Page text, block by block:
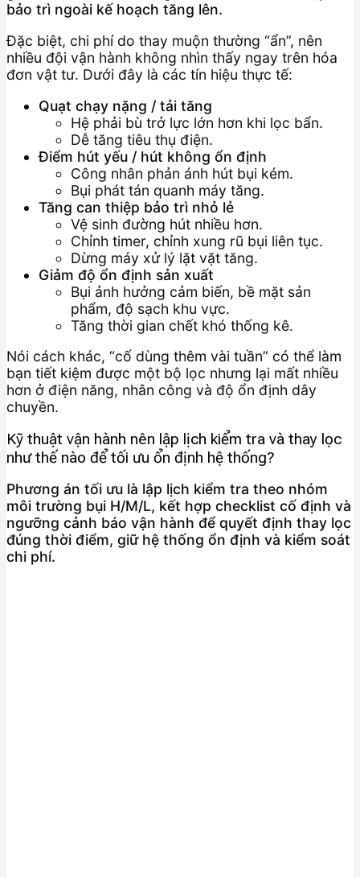
bảo trì ngoài kế hoạch tăng lên.
Đặc biệt, chi phí do thay muộn thường “ẩn”, nên
nhiều đội vận hành không nhìn thấy ngay trên hóa
đơn vật tư. Dưới đây là các tín hiệu thực tế:
Quạt chạy nặng / tải tăng
Hệ phải bù trở lực lớn hơn khi lọc bẩn.
Dễ tăng tiêu thụ điện.
Điểm hút yếu / hút không ổn định
Công nhân phản ánh hút bụi kém.
Bụi phát tán quanh máy tăng.
Tăng can thiệp bảo trì nhỏ lẻ
Vệ sinh đường hút nhiều hơn.
Chỉnh timer, chỉnh xung rũ bụi liên tục.
Dừng máy xử lý lặt vặt tăng.
Giảm độ ổn định sản xuất
Bụi ảnh hưởng cảm biến, bề mặt sản
phẩm, độ sạch khu vực.
Tăng thời gian chết khó thống kê.
Nói cách khác, “cố dùng thêm vài tuần” có thể làm
bạn tiết kiệm được một bộ lọc nhưng lại mất nhiều
hơn ở điện năng, nhân công và độ ổn định dây
chuyền.
Kỹ thuật vận hành nên lập lịch kiểm tra và thay lọc
như thế nào để tối ưu ổn định hệ thống?
Phương án tối ưu là lập lịch kiểm tra theo nhóm
môi trường bụi H/M/L, kết hợp checklist cố định và
ngưỡng cảnh báo vận hành để quyết định thay lọc
đúng thời điểm, giữ hệ thống ổn định và kiểm soát
chi phí.